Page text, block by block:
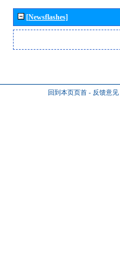
[Newsflashes]
回到本页页首 - 反馈意见